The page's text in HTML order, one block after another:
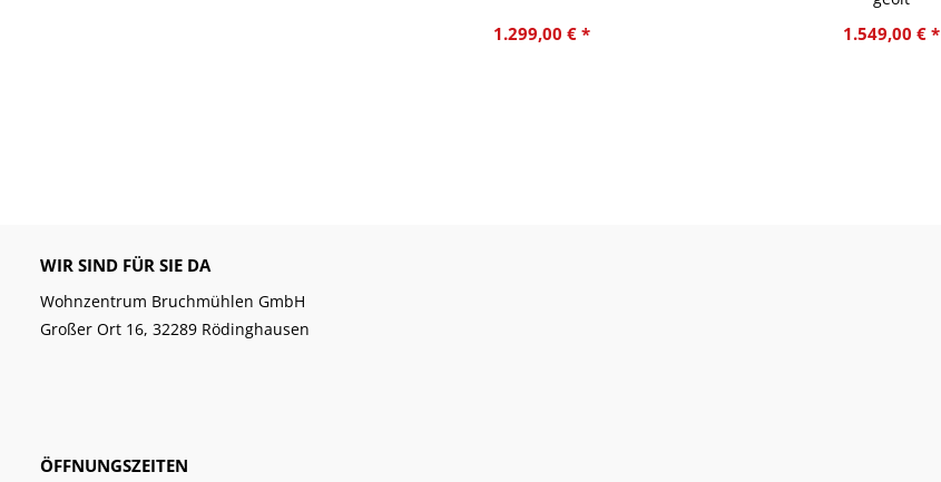
1.299,00 € * 1.549,00 € *
WIR SIND FÜR SIE DA
Wohnzentrum Bruchmühlen GmbH
Großer Ort 16, 32289 Rödinghausen
ÖFFNUNGSZEITEN